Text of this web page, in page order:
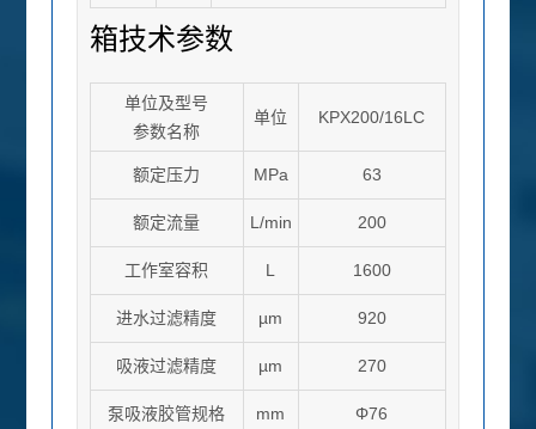
箱技术参数
单位及型号
参数名称
单位 KPX200/16LC
额定压力 MPa 63
额定流量 L/min 200
工作室容积 L 1600
进水过滤精度 µm 920
吸液过滤精度 µm 270
泵吸液胶管规格 mm Φ76